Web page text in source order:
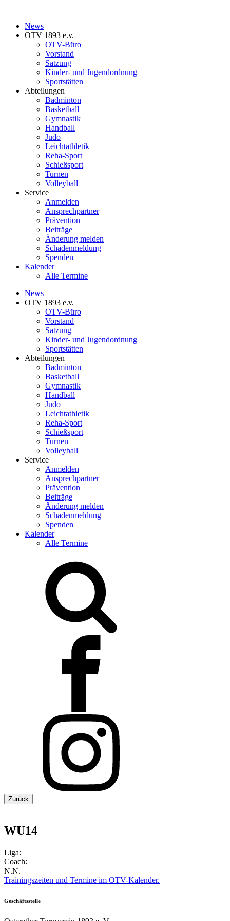
News
OTV 1893 e.v.
OTV-Büro
Vorstand
Satzung
Kinder- und Jugendordnung
Sportstätten
Abteilungen
Badminton
Basketball
Gymnastik
Handball
Judo
Leichtathletik
Reha-Sport
Schießsport
Turnen
Volleyball
Service
Anmelden
Ansprechpartner
Prävention
Beiträge
Änderung melden
Schadenmeldung
Spenden
Kalender
Alle Termine
News
OTV 1893 e.v.
OTV-Büro
Vorstand
Satzung
Kinder- und Jugendordnung
Sportstätten
Abteilungen
Badminton
Basketball
Gymnastik
Handball
Judo
Leichtathletik
Reha-Sport
Schießsport
Turnen
Volleyball
Service
Anmelden
Ansprechpartner
Prävention
Beiträge
Änderung melden
Schadenmeldung
Spenden
Kalender
Alle Termine
Zurück
WU14
Liga:
Coach:
N.N.
Trainingszeiten und Termine im OTV-Kalender.
Geschäftsstelle